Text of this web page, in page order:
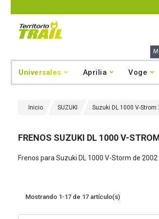
Universales Aprilia Voge
Inicio SUZUKI Suzuki DL 1000 V-Strom
FRENOS SUZUKI DL 1000 V-
Frenos para Suzuki DL 1000 V-Storm de
Mostrando 1-17 de 17 artículo(s)